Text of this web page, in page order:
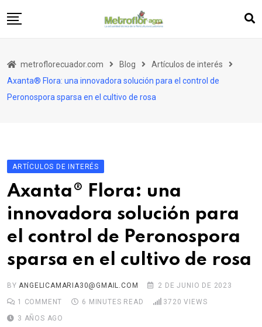
to
Entrevistas
metroflorecuador.com Blog
Artículos de interés
Axanta® Flora: una innovadora solución para el control de
Peronospora sparsa en el cultivo de rosa
ARTÍCULOS DE INTERÉS
Axanta® Flora: una
innovadora solución para
el control de Peronospora
sparsa en el cultivo de rosa
BYANGELICAMARIA30@GMAIL.COM
2 DE JUNIO DE 2023
1
COMMENT 6 MINUTES READ 3720 VIEWS
3 AÑOS AGO